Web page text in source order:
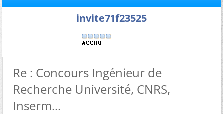
invite71f23525
Re : Concours Ingénieur de
Recherche Université, CNRS,
Inserm...